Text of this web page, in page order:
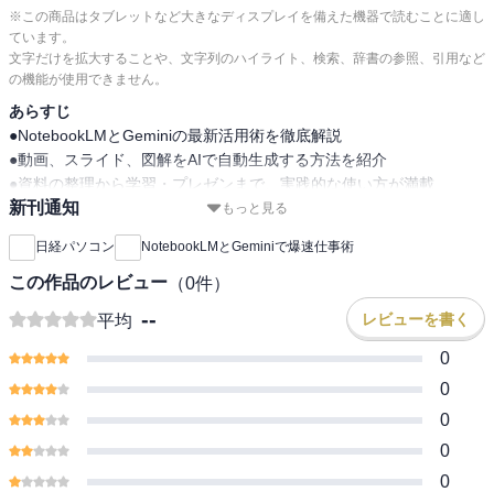
※この商品はタブレットなど大きなディスプレイを備えた機器で読むことに適し
ています。
文字だけを拡大することや、文字列のハイライト、検索、辞書の参照、引用など
の機能が使用できません。
あらすじ
●NotebookLMとGeminiの最新活用術を徹底解説
●動画、スライド、図解をAIで自動生成する方法を紹介
●資料の整理から学習・プレゼンまで、実践的な使い方が満載
生成AIの進化により、資料を「読む」時代から「AIに聞いて理解す
る」時代へと変わりつつあります。特にグーグルの「NotebookLM」
と「Gemini」は、大量の資料を効率よく扱い、仕事や学習を劇的に
効率化する新しいツールとして注目されています。
本書では、NotebookLMとGeminiを組み合わせた“爆速仕事術”を中心
クの自動生成など、実務に直結するテクニックを豊富に紹介しま
す。
もっと見る
新刊通知
日経パソコン NotebookLMとGeminiで爆速仕事術
この作品のレビュー （0件）
平均 -- レビューを書く
0
0
0
0
0